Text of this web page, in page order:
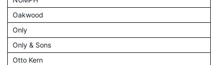
Oakwood
Only
Only & Sons
Otto Kern